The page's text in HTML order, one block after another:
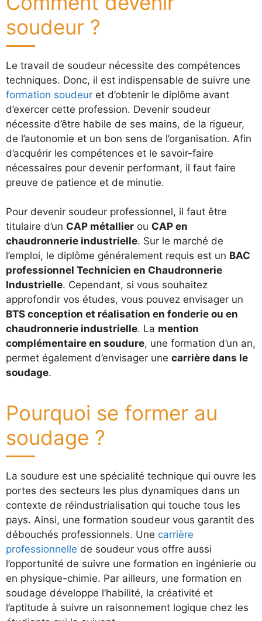
soudeur ?
Le travail de soudeur nécessite des compétences
techniques. Donc, il est indispensable de suivre une
formation soudeur et d’obtenir le diplôme avant
d’exercer cette profession. Devenir soudeur
nécessite d’être habile de ses mains, de la rigueur,
de l’autonomie et un bon sens de l’organisation. Afin
d’acquérir les compétences et le savoir-faire
nécessaires pour devenir performant, il faut faire
preuve de patience et de minutie.
Pour devenir soudeur professionnel, il faut être
titulaire d’un CAP métallier ou CAP en
chaudronnerie industrielle. Sur le marché de
l’emploi, le diplôme généralement requis est un BAC
professionnel Technicien en Chaudronnerie
Industrielle. Cependant, si vous souhaitez
approfondir vos études, vous pouvez envisager un
BTS conception et réalisation en fonderie ou en
chaudronnerie industrielle. La mention
complémentaire en soudure, une formation d’un an,
permet également d’envisager une carrière dans le
soudage.
Pourquoi se former au
soudage ?
La soudure est une spécialité technique qui ouvre les
portes des secteurs les plus dynamiques dans un
contexte de réindustrialisation qui touche tous les
pays. Ainsi, une formation soudeur vous garantit des
débouchés professionnels. Une carrière
professionnelle de soudeur vous offre aussi
l’opportunité de suivre une formation en ingénierie ou
en physique-chimie. Par ailleurs, une formation en
soudage développe l’habilité, la créativité et
l’aptitude à suivre un raisonnement logique chez les